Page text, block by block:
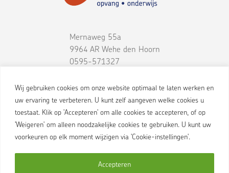
Wij gebruiken cookies om onze website optimaal te laten werken en
uw ervaring te verbeteren. U kunt zelf aangeven welke cookies u
toestaat. Klik op 'Accepteren' om alle cookies te accepteren, of op
'Weigeren' om alleen noodzakelijke cookies te gebruiken. U kunt uw
voorkeuren op elk moment wijzigen via 'Cookie-instellingen'.
Accepteren
Mernaweg 55a
9964 AR Wehe den Hoorn
0595-571327